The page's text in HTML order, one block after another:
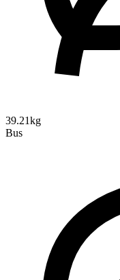
39.21kg
Bus